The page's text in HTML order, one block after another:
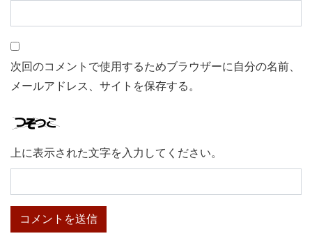
次回のコメントで使用するためブラウザーに自分の名前、
メールアドレス、サイトを保存する。
上に表示された文字を入力してください。